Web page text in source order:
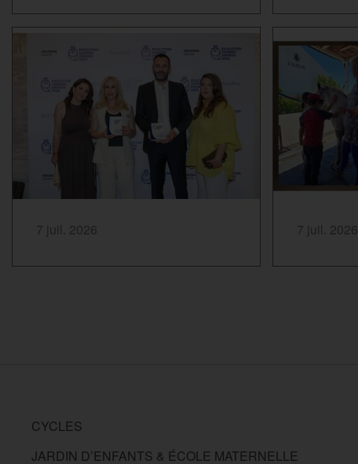
7 juil. 2026
7 juil. 2026
CYCLES
JARDIN D’ENFANTS & ÉCOLE MATERNELLE